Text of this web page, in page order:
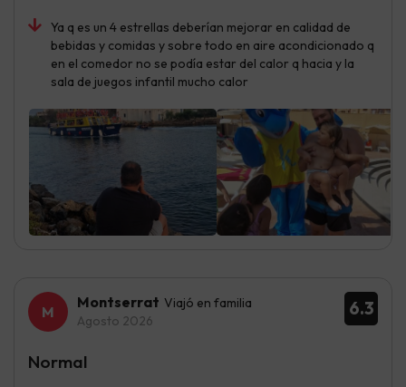
Ya q es un 4 estrellas deberían mejorar en calidad de
bebidas y comidas y sobre todo en aire acondicionado q
en el comedor no se podía estar del calor q hacia y la
sala de juegos infantil mucho calor
6.3
Montserrat Viajó en familia
Agosto 2026
Normal